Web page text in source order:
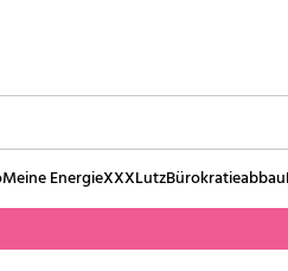
Meine EnergieXXXLutzBürokratieabbau